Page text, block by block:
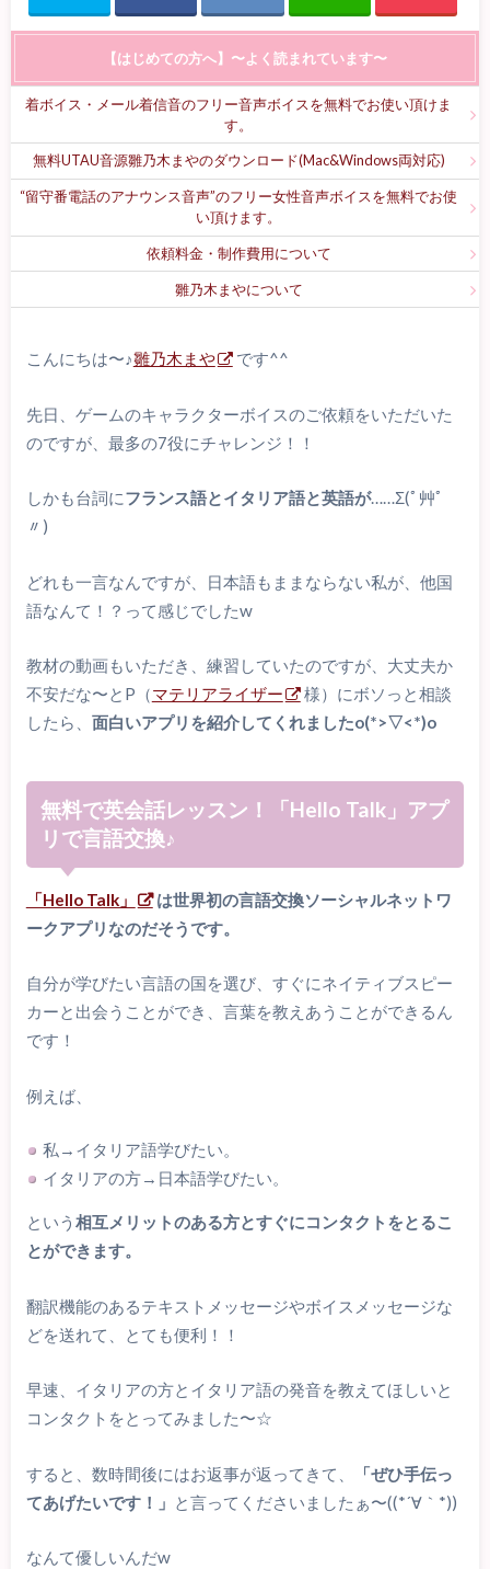
【はじめての方へ】〜よく読まれています〜
着ボイス・メール着信音のフリー音声ボイスを無料でお使い頂けま
す。
無料UTAU音源雛乃木まやのダウンロード(Mac&Windows両対応)
“留守番電話のアナウンス音声”のフリー女性音声ボイスを無料でお使
い頂けます。
依頼料金・制作費用について
雛乃木まやについて
こんにちは〜♪雛乃木まや です^^
先日、ゲームのキャラクターボイスのご依頼をいただいた
のですが、最多の7役にチャレンジ！！
しかも台詞にフランス語とイタリア語と英語が……Σ(ﾟ艸ﾟ
〃)
どれも一言なんですが、日本語もままならない私が、他国
語なんて！？って感じでしたw
教材の動画もいただき、練習していたのですが、大丈夫か
不安だな〜とP（マテリアライザー
様）にボソっと相談
したら、 面白いアプリを紹介してくれましたo(*>▽<*)o
無料で英会話レッスン！「Hello Talk」アプ
リで言語交換♪
「Hello Talk」
は世界初の言語交換ソーシャルネットワ
ークアプリなのだそうです。
自分が学びたい言語の国を選び、すぐにネイティブスピー
カーと出会うことができ、言葉を教えあうことができるん
です！
例えば、
私→イタリア語学びたい。
イタリアの方→日本語学びたい。
という 相互メリットのある方とすぐにコンタクトをとるこ
とができます。
翻訳機能のあるテキストメッセージやボイスメッセージな
どを送れて、とても便利！！
早速、イタリアの方とイタリア語の発音を教えてほしいと
コンタクトをとってみました〜☆
すると、数時間後にはお返事が返ってきて、
「ぜひ手伝っ
てあげたいです！」 と言ってくださいましたぁ〜((*´∀｀*))
なんて優しいんだw